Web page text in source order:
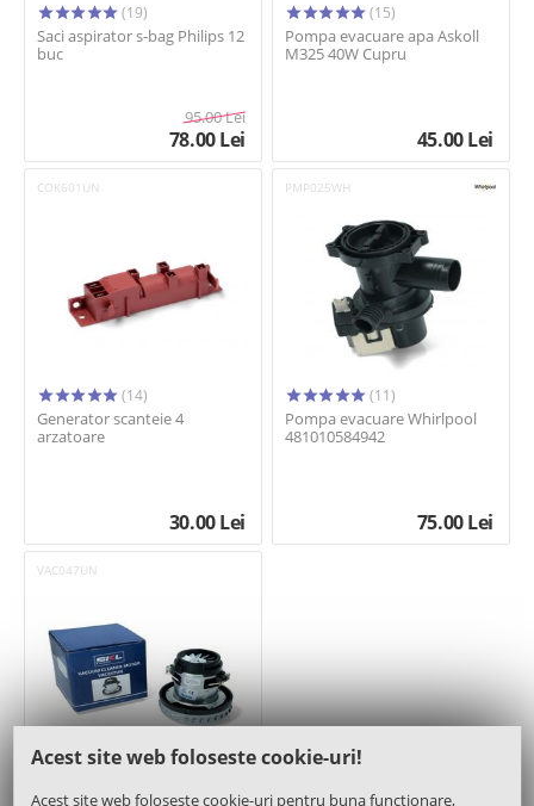
(19)
Saci aspirator s-bag Philips 12
buc
95.00Lei
78.00Lei
(15)
Pompa evacuare apa Askoll
M325 40W Cupru
45.00Lei
COK601UN
(14)
Generator scanteie 4
arzatoare
30.00Lei
PMP025WH
(11)
Pompa evacuare Whirlpool
481010584942
75.00Lei
VAC047UN
Motor 1400W 137,5mm - SKL
Acest site web foloseste cookie-uri!
Acest site web folosește cookie-uri pentru buna funcționare,